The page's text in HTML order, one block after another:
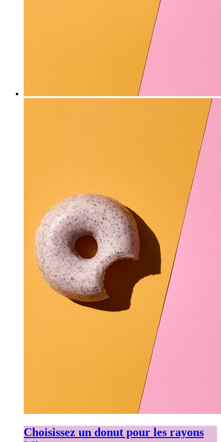
Choisissez un donut pour les rayons